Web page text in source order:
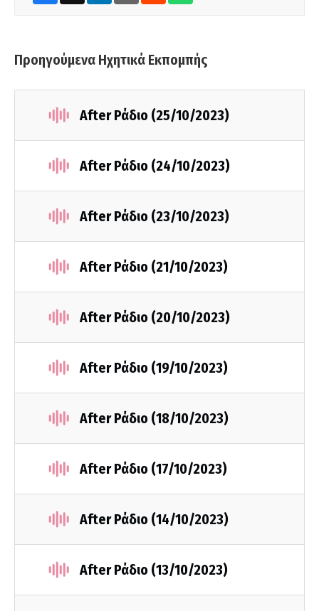
Προηγούμενα Ηχητικά Εκπομπής
After Ράδιο (25/10/2023)
After Ράδιο (24/10/2023)
After Ράδιο (23/10/2023)
After Ράδιο (21/10/2023)
After Ράδιο (20/10/2023)
After Ράδιο (19/10/2023)
After Ράδιο (18/10/2023)
After Ράδιο (17/10/2023)
After Ράδιο (14/10/2023)
After Ράδιο (13/10/2023)